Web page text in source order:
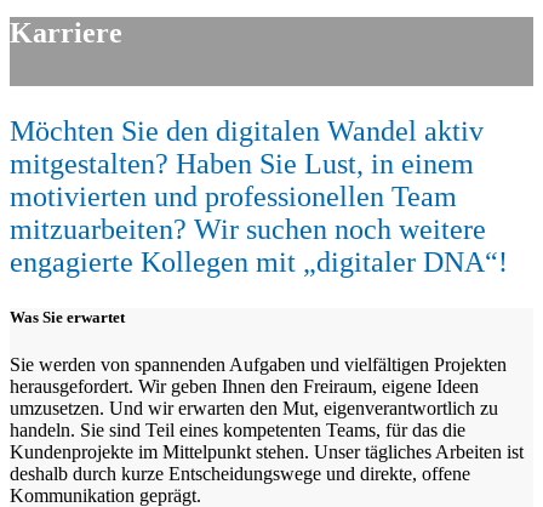
Karriere
Möchten Sie den digitalen Wandel aktiv
mitgestalten? Haben Sie Lust, in einem
motivierten und professionellen Team
mitzuarbeiten? Wir suchen noch weitere
engagierte Kollegen mit „digitaler DNA“!
Was Sie erwartet
Sie werden von spannenden Aufgaben und vielfältigen Projekten
herausgefordert. Wir geben Ihnen den Freiraum, eigene Ideen
umzusetzen. Und wir erwarten den Mut, eigenverantwortlich zu
handeln. Sie sind Teil eines kompetenten Teams, für das die
Kundenprojekte im Mittelpunkt stehen. Unser tägliches Arbeiten ist
deshalb durch kurze Entscheidungswege und direkte, offene
Kommunikation geprägt.